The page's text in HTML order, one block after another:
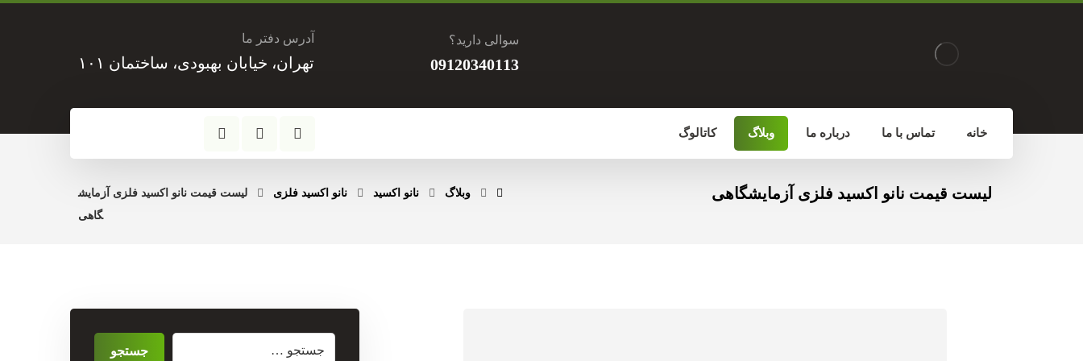
آدرس دفتر ما
تهران، خیابان بهبودی، ساختمان ۱۰۱
سوالی دارید؟
09120340113
خانه تماس با ما درباره ما وبلاگ کاتالوگ
لیست قیمت نانو اکسید فلزی آزمایشگاهی وبلاگ نانو اکسید نانو اکسید فلزی
لیست قیمت نانو اکسید فلزی آزمایش
گاهی